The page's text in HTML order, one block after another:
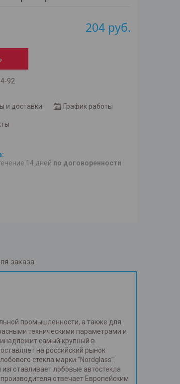
204 руб.
92
и доставки График работы
14 дней по договоренности
заказа
промышленности, а также для
техническими параметрами и
самый крупный в
на российский рынок
стекла марки "Nordglass".
лобовые автостекла
отвечает Европейским